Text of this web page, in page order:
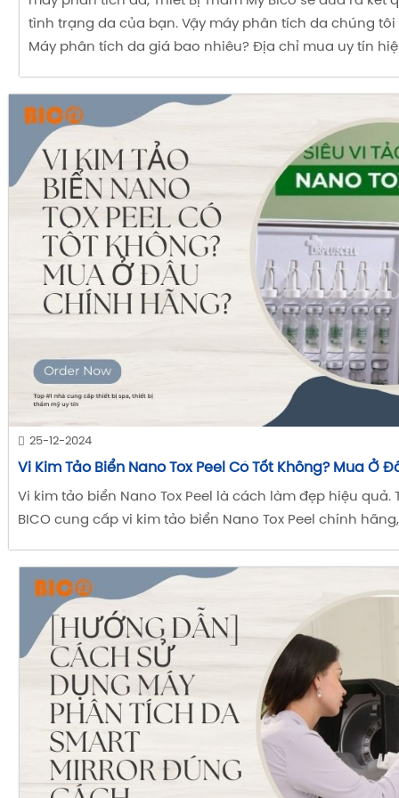
tình trạng da của bạn. Vậy máy phân tích da chúng tôi
Máy phân tích da giá bao nhiêu? Địa chỉ mua uy tín
25-12-2024
Vi Kim Tảo Biển Nano Tox Peel Có Tốt Không? Mua Ở
Vi kim tảo biển Nano Tox Peel là cách làm đẹp hiệu quả.
BICO cung cấp vi kim tảo biển Nano Tox Peel chính